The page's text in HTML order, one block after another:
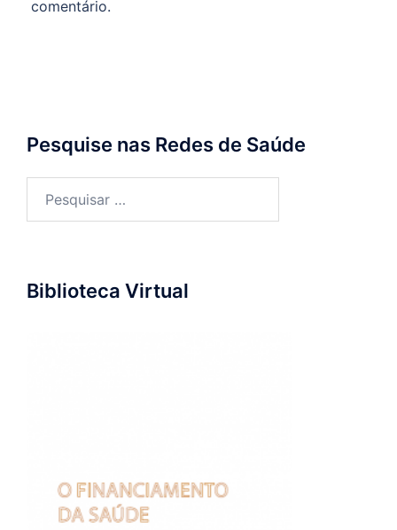
comentário.
Pesquise nas Redes de Saúde
Biblioteca Virtual